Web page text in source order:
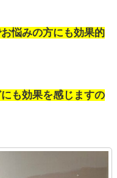
悩みの方にも効果的
も効果を感じますの